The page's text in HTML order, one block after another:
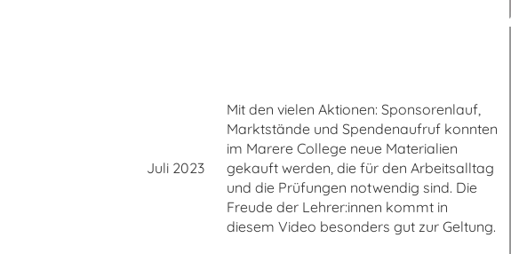
Juli 2023
Mit den vielen Aktionen: Sponsorenlauf,
Marktstände und Spendenaufruf konnten
im Marere College neue Materialien
gekauft werden, die für den Arbeitsalltag
und die Prüfungen notwendig sind. Die
Freude der Lehrer:innen kommt in
diesem Video besonders gut zur Geltung.